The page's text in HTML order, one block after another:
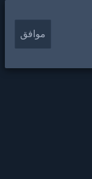
موافق